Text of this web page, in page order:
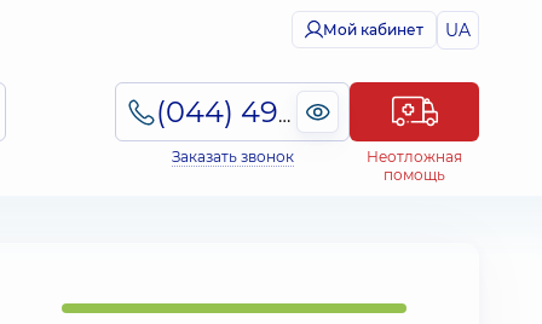
Мой кабинет UA
(044) 495-2-888
Заказать звонок
Неотложная
помощь